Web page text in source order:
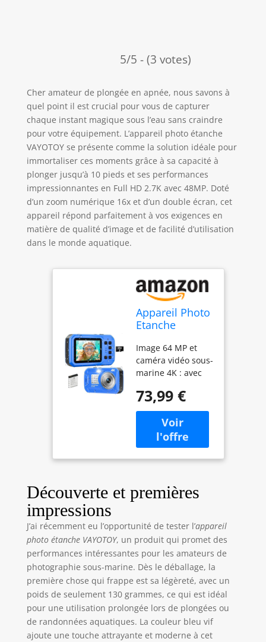
5/5 - (3 votes)
Cher amateur de plongée en apnée, nous savons à
quel point il est crucial pour vous de capturer
chaque instant magique sous l’eau sans craindre
pour votre équipement. L’appareil photo étanche
VAYOTOY se présente comme la solution idéale pour
immortaliser ces moments grâce à sa capacité à
plonger jusqu’à 10 pieds et ses performances
impressionnantes en Full HD 2.7K avec 48MP. Doté
d’un zoom numérique 16x et d’un double écran, cet
appareil répond parfaitement à vos exigences en
matière de qualité d’image et de facilité d’utilisation
dans le monde aquatique.
Appareil Photo
Etanche
Marine 4K 64
MP Caméra
imperméable
Image 64 MP et
caméra vidéo sous-
marine 4K : avec
haute de 64 MP,
cette caméra sous-
marine capture
des détails clairs et
peut prendre des
photos aux
monde sous-
marin.
vidéo 4K permet
d’enregistrer des
vidéos encore plus
détaillées,
particulièrement
adaptées pour
capturer les
merveilles sous-
marines lors d’une
plongée ou pour
73,99 €
Découverte et premières
impressions
J’ai récemment eu l’opportunité de tester l’appareil
photo étanche VAYOTOY, un produit qui promet des
performances intéressantes pour les amateurs de
photographie sous-marine. Dès le déballage, la
première chose qui frappe est sa légèreté, avec un
poids de seulement 130 grammes, ce qui est idéal
pour une utilisation prolongée lors de plongées ou
de randonnées aquatiques. La couleur bleu vif
ajoute une touche attrayante et moderne à cet